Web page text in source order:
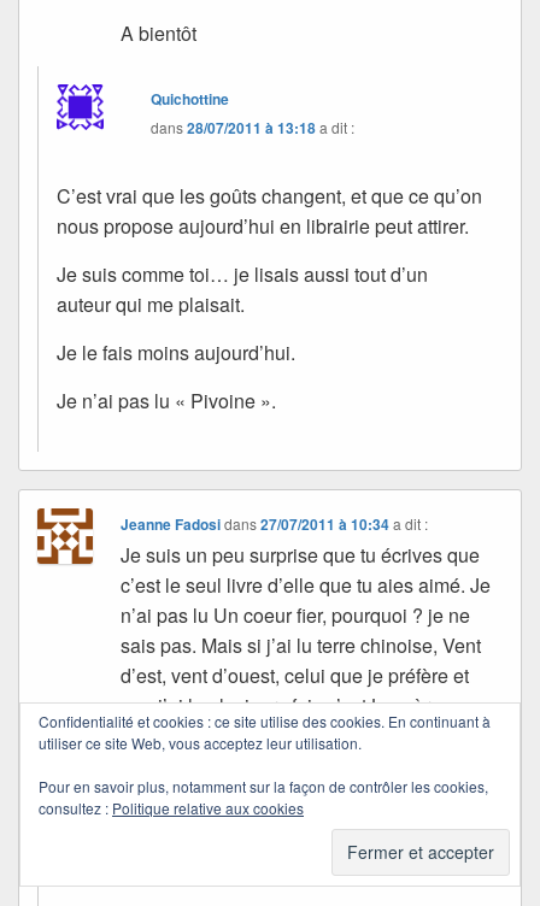
A bientôt
Quichottine
dans28/07/2011 à 13:18a dit :
C’est vrai que les goûts changent, et que ce qu’on
nous propose aujourd’hui en librairie peut attirer.
Je suis comme toi… je lisais aussi tout d’un
auteur qui me plaisait.
Je le fais moins aujourd’hui.
Je n’ai pas lu « Pivoine ».
Jeanne Fadosidans27/07/2011 à 10:34 a dit :
Je suis un peu surprise que tu écrives que
c’est le seul livre d’elle que tu aies aimé. Je
n’ai pas lu Un coeur fier, pourquoi ? je ne
sais pas. Mais si j’ai lu terre chinoise, Vent
d’est, vent d’ouest, celui que je préfère et
que j’ai lu plusieurs fois c’est La mère.
Bises et belle journée
Quichottine
a dit :
Confidentialité et cookies : ce site utilise des cookies. En continuant à
utiliser ce site Web, vous acceptez leur utilisation.
Pour en savoir plus, notamment sur la façon de contrôler les cookies,
consultez : Politique relative aux cookies